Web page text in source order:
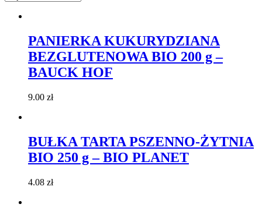
PANIERKA KUKURYDZIANA
BEZGLUTENOWA BIO 200 g –
BAUCK HOF
9.00 zł
BUŁKA TARTA PSZENNO-ŻYTNIA
BIO 250 g – BIO PLANET
4.08 zł